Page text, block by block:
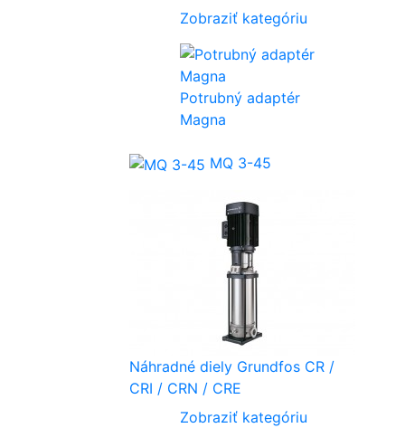
Zobraziť kategóriu
Potrubný adaptér
Magna
MQ 3-45
Náhradné diely Grundfos CR /
CRI / CRN / CRE
Zobraziť kategóriu